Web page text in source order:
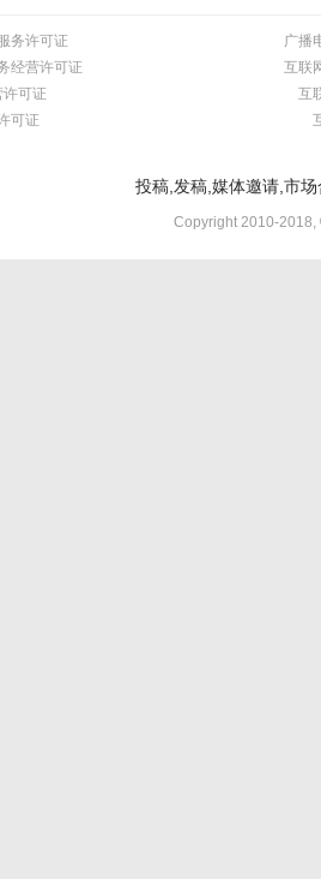
务许可证
经营许可证
许可证
可证
广播
互联
互
投稿,发稿,媒体邀请,市
Copyright 2010-2018,